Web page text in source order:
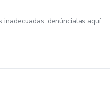
inadecuadas, denúncialas aquí